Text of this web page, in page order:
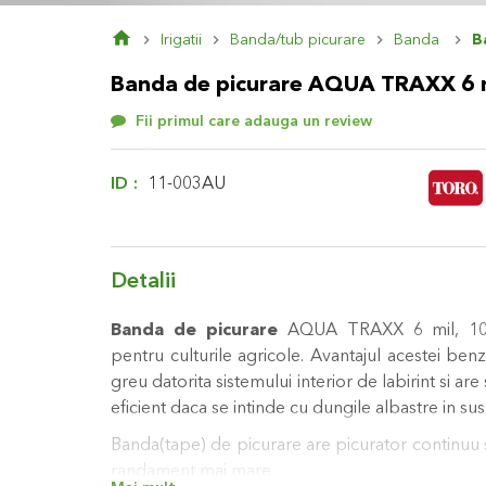
Irigatii Banda/tub picurare Banda
Banda de picurare AQUA TRAXX 6
Fii primul care adauga un review
ID 11-003AU
Detalii
Banda de picurareAQUA TRAXX 6 mil,
pentru culturile agricole. Avantajul acestei
greu datorita sistemului interior de labirint si
eficient daca se intinde cu dungile albastre in sus.
Banda(tape) de picurare are picurator continuu
randament mai mare.